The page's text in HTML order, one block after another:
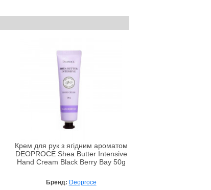
Крем для рук з ягідним ароматом
DEOPROCE Shea Butter Intensive
Hand Cream Black Berry Bay 50g
Бренд: Deoproce